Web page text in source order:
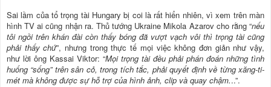
Sai lầm của tổ trọng tài Hungary bị coi là rất hiển nhiên, vì xem trên màn
hình TV ai cũng nhận ra. Thủ tướng Ukraine Mikola Azarov cho rằng “nếu
tôi ngồi trên khán đài còn thấy bóng đã vượt vạch vôi thì trọng tài cũng
phải thấy chứ”, nhưng trong thực tế mọi việc không đơn giản như vậy,
như lời ông Kassai Viktor: “Mọi trọng tài đều phải phán đoán những tình
huống “sống” trên sân cỏ, trong tích tắc, phải quyết định về từng xăng-ti-
mét mà không được sự hỗ trợ của hình ảnh, clip và quay chậm...”.